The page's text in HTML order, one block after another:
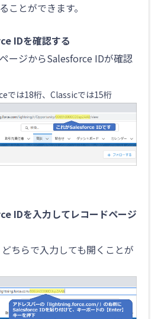
ことができます。
IDを確認する
ージからSalesforce IDが確認
は18桁、Classicでは15桁
IDを入力してレコードページ
ちらで入力しても開くことが